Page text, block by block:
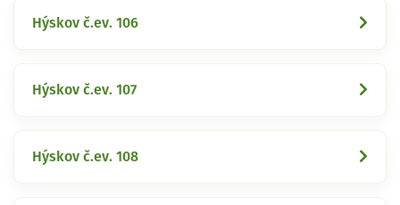
Hýskov č.ev. 106
Hýskov č.ev. 107
Hýskov č.ev. 108